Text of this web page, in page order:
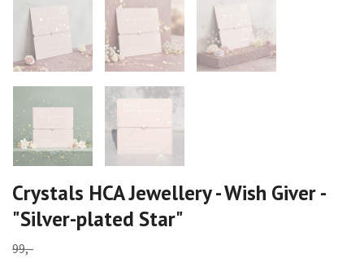
Crystals HCA Jewellery - Wish Giver -
"Silver-plated Star"
99,-